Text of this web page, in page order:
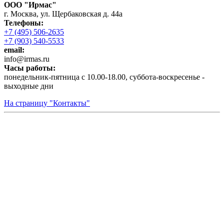
ООО "Ирмас"
г. Москва, ул. Щербаковская д. 44а
Телефоны:
+7 (495) 506-2635
+7 (903) 540-5533
email:
infо@irmas.ru
Часы работы:
понедельник-пятница с 10.00-18.00, суббота-воскресенье -
выходные дни
На страницу "Контакты"